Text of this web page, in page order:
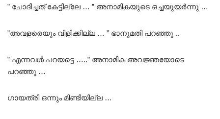
” ചോദിച്ചത് കേട്ടില്ലേ … ” അനാമികയുടെ ഒച്ചയുയർന്നു …
”അവളരെയും വിളിക്കില്ല … ” ഭാനുമതി പറഞ്ഞു ..
” എന്നവൾ പറയട്ടെ …..” അനാമിക അവജ്ഞയോടെ
പറഞ്ഞു …
ഗായത്രി ഒന്നും മിണ്ടിയില്ല …